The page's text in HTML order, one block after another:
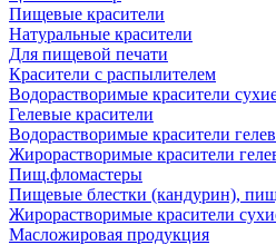
Пищевые красители
Натуральные красители
Для пищевой печати
Красители с распылителем
Водорастворимые красители
Гелевые красители
Водорастворимые красители
Жирорастворимые красители
Пищ.фломастеры
Пищевые блестки (кандурин),
Жирорастворимые красители
Масложировая продукция